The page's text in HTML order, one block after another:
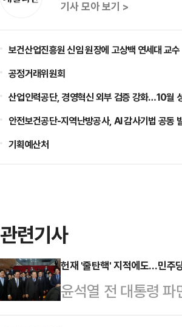
기사 모아 보기 >
보건산업진흥원 신임 원장에 고상백 연세대 교수
공정거래위원회
산업인력공단, 경영혁신 외부 검증 강화…10월
안전보건공단-지역난방공사, AI 감사기법 공동
기획예산처
관련기사
헌재 '줄탄핵' 지적에도…민주
윤석열 전 대통령
재부상했다. 파면